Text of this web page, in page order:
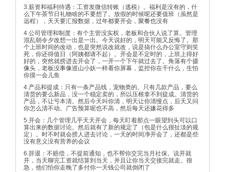
3.薪资和福利待遇：工资发微信转账（逃税）。福利是没有的，什
么下午茶节日礼物啥的不要想了。放假的时候呢还要值班（虽然是
远程），天天要汇报数据，过年都要开会，聚餐也没有
4.公司管理和制度：有个主管没实权，老板和合伙人说了算。管理
混乱朝令夕改想一出是一出。今天说好的，明天可能又反悔了。那
个上班时间的改动，也是突然说改就改，说是搞什么办公室守则笑
死，你还得值日（阿姨都请不起）。开会是不定时的，上班上得好
好的，突然就捞进去开会了，一开一个下午就过去了。角落有个摄
像头，老板没事像巡山小妖一样看你屏幕，监控你在干什么，生怕
你摸一会儿鱼
4.产品和提成：只有一条产品线，宠物类的。只有几款产品，要么
清货的要么新品，没一个稳定卖的，所以压根拿不到提成。清货的
产品，不让亏本清。然后今天叫你清，明天让你清慢点，后天又问
你怎么清不动。广告预算呢也不高，然后每天还嫌花得多
5.开会：几个管理几乎天天开会，每天盯着那点一眼望到头可以口
算出来的数据讨论。然后就有了新的规定了（包是什么很扯淡的规
定）。时不时就会捞人进去讨论，一天的时间净开会了，还都是些
没有意义没有营养的会议
6.辞退：不赔偿，不提前通知，也不帮你交完当月社保。说开就
开，当天聊完工资就结算到当天，并且让你当天交接完就走。很
急，他们怕你走晚了多付你一天钱公司就倒闭了